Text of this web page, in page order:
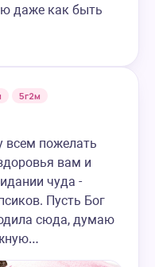
даже как быть
5г2м
всем пожелать
вам и
чуда -
Пусть Бог
сюда, думаю